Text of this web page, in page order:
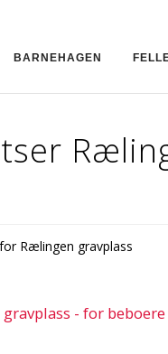
BARNEHAGEN
Rælingen gravplass
- for